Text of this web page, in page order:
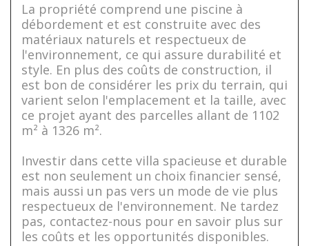
La propriété comprend une piscine à
débordement et est construite avec des
matériaux naturels et respectueux de
l'environnement, ce qui assure durabilité et
style. En plus des coûts de construction, il
est bon de considérer les prix du terrain, qui
varient selon l'emplacement et la taille, avec
ce projet ayant des parcelles allant de 1102
m² à 1326 m².
Investir dans cette villa spacieuse et durable
est non seulement un choix financier sensé,
mais aussi un pas vers un mode de vie plus
respectueux de l'environnement. Ne tardez
pas, contactez-nous pour en savoir plus sur
les coûts et les opportunités disponibles.